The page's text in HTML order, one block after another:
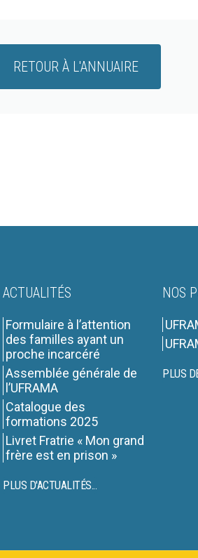
RETOUR À L'ANNUAIRE
ACTUALITÉS
Formulaire à l’attention
des familles ayant un
proche incarcéré
Assemblée générale de
l’UFRAMA
Catalogue des
formations 2025
Livret Fratrie « Mon grand
frère est en prison »
PLUS D'ACTUALITÉS...
NOS
PLUS